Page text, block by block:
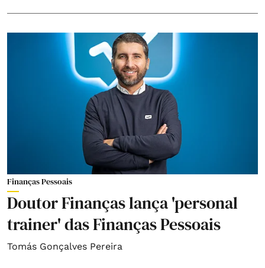
Finanças Pessoais
Doutor Finanças lança 'personal
trainer' das Finanças Pessoais
Tomás Gonçalves Pereira